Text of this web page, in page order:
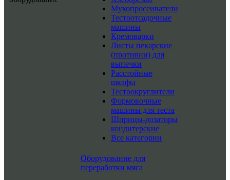
Мукопросеиватели
Тестоотсадочные
машины
Кремоварки
Листы пекарские
(противни) для
выпечки
Расстойные
шкафы
Тестоокруглители
Формовочные
машины для теста
Шприцы-дозаторы
кондитерские
Все категории
Оборудование для
переработки мяса